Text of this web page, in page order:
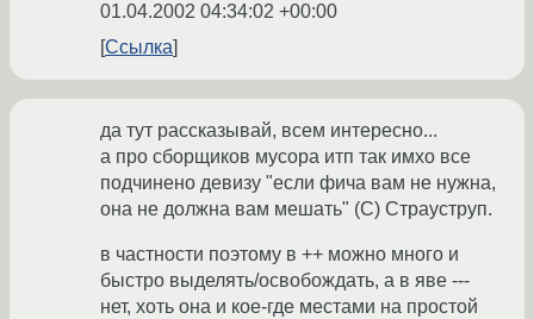
01.04.2002 04:34:02 +00:00
Ссылка
да тут рассказывай, всем интересно...
а про сборщиков мусора итп так имхо все
подчинено девизу "если фича вам не нужна,
она не должна вам мешать" (С) Страуструп.
в частности поэтому в ++ можно много и
быстро выделять/освобождать, а в яве ---
нет, хоть она и кое-где местами на простой